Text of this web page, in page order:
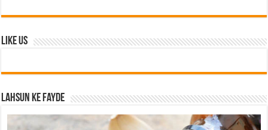
Like Us
Lahsun ke fayde